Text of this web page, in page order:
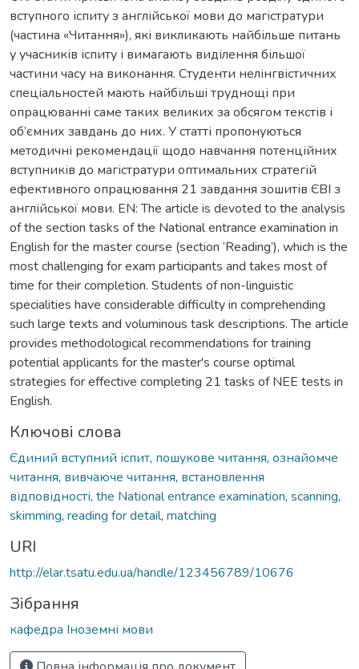
вступного іспиту з англійської мови до магістратури
(частина «Читання»), які викликають найбільше питань
у учасників іспиту і вимагають виділення більшої
частини часу на виконання. Студенти нелінгвістичних
спеціальностей мають найбільші труднощі при
опрацюванні саме таких великих за обсягом текстів і
об’ємних завдань до них. У статті пропонуються
методичні рекомендації щодо навчання потенційних
вступників до магістратури оптимальних стратегій
ефективного опрацювання 21 завдання зошитів ЄВІ з
англійської мови. EN: The article is devoted to the analysis
of the section tasks of the National entrance examination in
English for the master course (section ‘Reading’), which is the
most challenging for exam participants and takes most of
time for their completion. Students of non-linguistic
specialities have considerable difficulty in comprehending
such large texts and voluminous task descriptions. The article
provides methodological recommendations for training
potential applicants for the master's course optimal
strategies for effective completing 21 tasks of NEE tests in
English.
Ключові слова
Єдиний вступний іспит, пошукове читання, ознайомче
читання, вивчаюче читання, встановлення
відповідності, the National entrance examination, scanning,
skimming, reading for detail, matching
URI
http://elar.tsatu.edu.ua/handle/123456789/10676
Зібрання
кафедра Іноземні мови